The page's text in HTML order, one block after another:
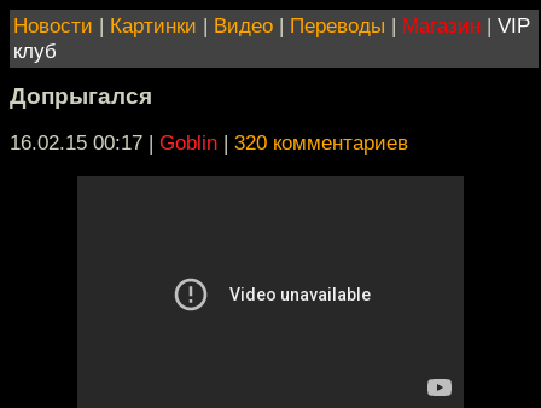
Новости | Картинки | Видео | Переводы | Магазин | VIP
клуб
Допрыгался
16.02.15 00:17 | Goblin | 320 комментариев